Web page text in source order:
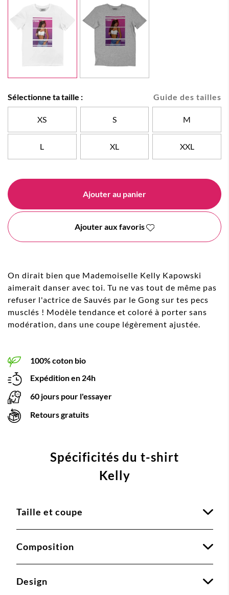
Guide des tailles
Sélectionne ta taille :
XS S M
L XL XXL
Ajouter au panier
Ajouter aux favoris
On dirait bien que Mademoiselle Kelly Kapowski
aimerait danser avec toi. Tu ne vas tout de même pas
refuser l'actrice de Sauvés par le Gong sur tes pecs
musclés ! Modèle tendance et coloré à porter sans
modération, dans une coupe légèrement ajustée.
100% coton bio
Expédition en 24h
60 jours pour l'essayer
Retours gratuits
Spécificités du t-shirt
Kelly
Taille et coupe
Composition
Design